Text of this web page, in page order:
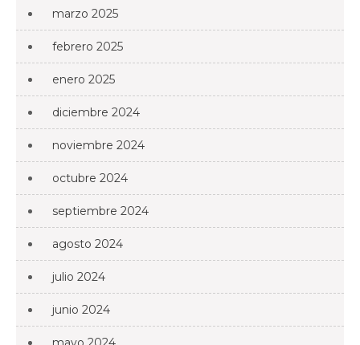
marzo 2025
febrero 2025
enero 2025
diciembre 2024
noviembre 2024
octubre 2024
septiembre 2024
agosto 2024
julio 2024
junio 2024